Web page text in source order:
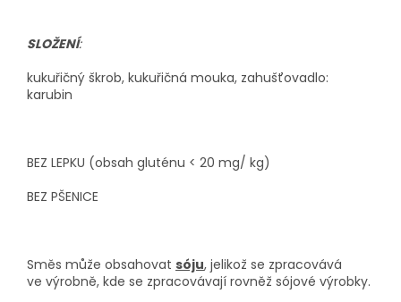
SLOŽENÍ:
kukuřičný škrob, kukuřičná mouka, zahušťovadlo:
karubin
BEZ LEPKU (obsah gluténu < 20 mg/ kg)
BEZ PŠENICE
Směs může obsahovat sóju, jelikož se zpracovává
ve výrobně, kde se zpracovávají rovněž sójové výrobky.